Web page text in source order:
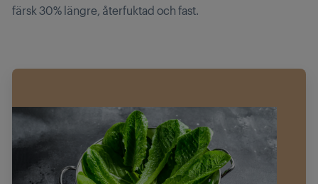
färsk 30% längre, återfuktad och fast.